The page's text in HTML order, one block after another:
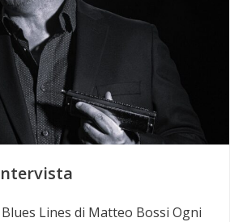
Blues Lines di Matteo Bossi Ogni